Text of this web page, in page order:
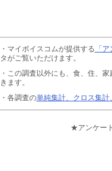
・マイボイスコムが提供する 「
タがご覧いただけます。
・この調査以外にも、食、住、
きます。
・各調査の単純集計、クロス集計
★アンケー